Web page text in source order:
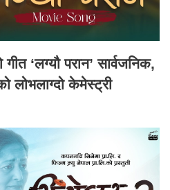
गीत ‘लग्यौ परान’ सार्वजनिक,
लोभलाग्दो केमेस्ट्री